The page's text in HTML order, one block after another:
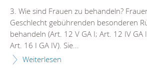
3. Wie sind Frauen zu behandeln?
Geschlecht gebührenden besonderen
behandeln (Art. 12 V GA I; Art. 12 IV GA
Art. 16 I GA IV). Sie...
Weiterlesen